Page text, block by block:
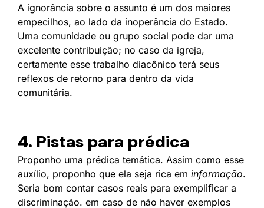
A ignorância sobre o assunto é um dos maiores
empecilhos, ao lado da inoperância do Estado.
Uma comunidade ou grupo social pode dar uma
excelente contribuição; no caso da igreja,
certamente esse trabalho diacônico terá seus
reflexos de retorno para dentro da vida
comunitária.
4. Pistas para prédica
Proponho uma prédica temática. Assim como esse
auxílio, proponho que ela seja rica em informação.
Seria bom contar casos reais para exemplificar a
discriminação. em caso de não haver exemplos